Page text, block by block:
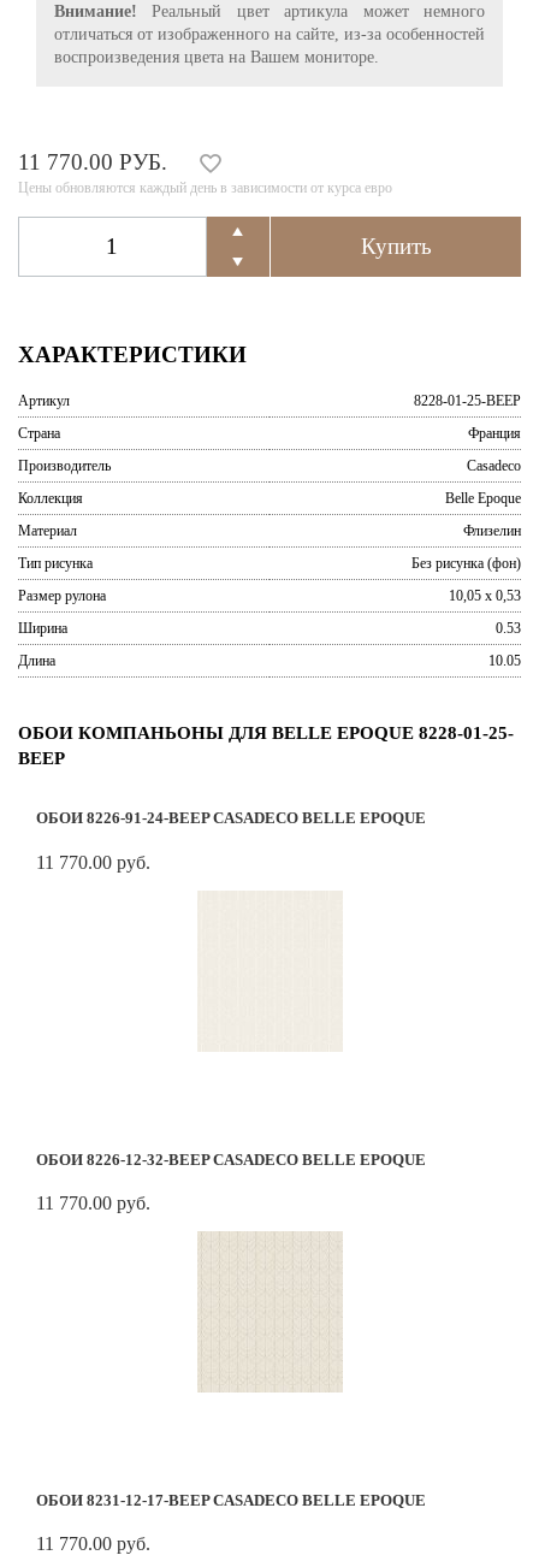
Внимание! Реальный цвет артикула может немного
отличаться от изображенного на сайте, из-за особенностей
воспроизведения цвета на Вашем мониторе.
11 770.00 РУБ.
Цены обновляются каждый день в зависимости от курса евро
ХАРАКТЕРИСТИКИ
Артикул
8228-01-25-BEEP
Страна
Франция
Производитель
Casadeco
Коллекция
Belle Epoque
Материал
Флизелин
Тип рисунка
Без рисунка (фон)
Размер рулона
10,05 x 0,53
Ширина
0.53
Длина
10.05
ОБОИ КОМПАНЬОНЫ ДЛЯ BELLE EPOQUE 8228-01-25-
BEEP
ОБОИ 8226-91-24-BEEP CASADECO BELLE EPOQUE
11 770.00 руб.
ОБОИ 8226-12-32-BEEP CASADECO BELLE EPOQUE
11 770.00 руб.
ОБОИ 8231-12-17-BEEP CASADECO BELLE EPOQUE
11 770.00 руб.